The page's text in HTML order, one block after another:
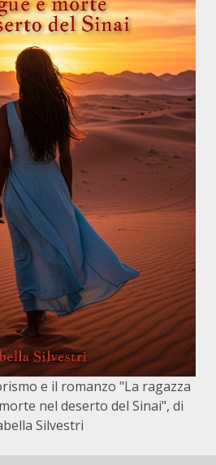
e il romanzo "La ragazza
nel deserto del Sinai", di
Silvestri